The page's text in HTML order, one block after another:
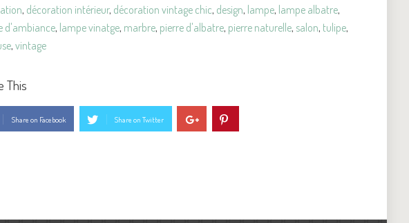
, décoration intérieur, décoration vintage chic, design, lampe, lampe albatre,
d'ambiance, lampe vinatge, marbre, pierre d'albatre, pierre naturelle, salon, tulipe,
, vintage
This
Share on Facebook Share on Twitter